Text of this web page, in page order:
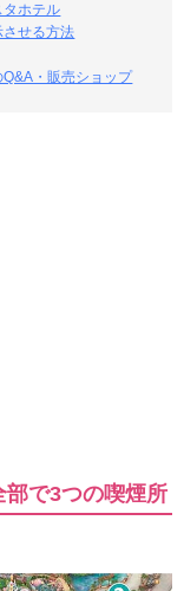
タホテル
せる方法
・販売ショップ
で3つの喫煙所